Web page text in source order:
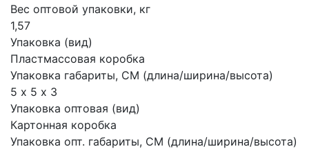
Вес оптовой упаковки, кг
1,57
Упаковка (вид)
Пластмассовая коробка
Упаковка габариты, СМ (длина/ширина/высота)
5 х 5 х 3
Упаковка оптовая (вид)
Картонная коробка
Упаковка опт. габариты, СМ (длина/ширина/высота)